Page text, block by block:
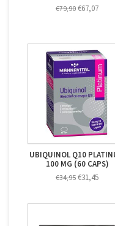
€79,90 €67,07
UBIQUINOL Q10
100 MG (60 CAPS)
€34,95 €31,45